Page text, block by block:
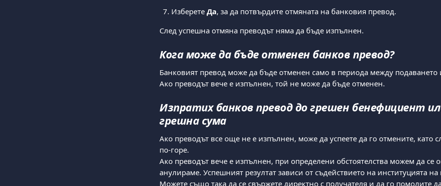
Изберете Да, за да потвърдите отмяната на банковия превод.
След успешна отмяна преводът няма да бъде изпълнен.
Кога може да бъде отменен банков превод?
Банковият превод може да бъде отменен само в периода между подаването
Ако преводът вече е изпълнен, той не може да бъде отменен.
Изпратих банков превод до грешен бенефициент
грешна сума
Ако преводът все още не е изпълнен, може да успеете да го отмените, като
по-горе.
Ако преводът вече е изпълнен, при определени обстоятелства можем да се
анулираме. Успешният резултат зависи от съдействието на институцията на
Можете също така да се свържете директно с получателя и да го помолите